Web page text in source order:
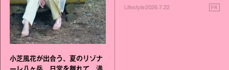
小芝風花が出合う、夏のリゾナ
Lifestyle2026.7.22 PR